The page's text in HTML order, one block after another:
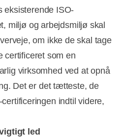
eksisterende ISO-
miljø og arbejdsmiljø skal
om ikke de skal tage
certificeret som en
virksomhed ved at opnå
Det er det tætteste, de
indtil videre,
led